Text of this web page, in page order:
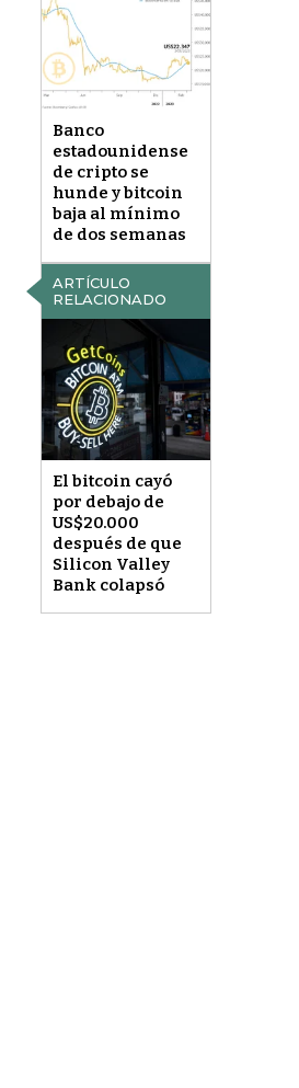
Banco
estadounidense
de cripto se
hunde y bitcoin
baja al mínimo
de dos semanas
ARTÍCULO
RELACIONADO
El bitcoin cayó
por debajo de
US$20.000
después de que
Silicon Valley
Bank colapsó